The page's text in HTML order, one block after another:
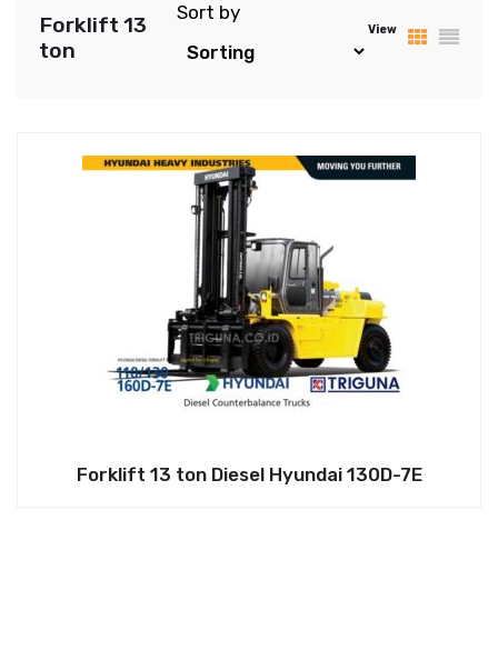
Forklift 13
ton
Sort by
View
Forklift 13 ton Diesel Hyundai 130D-7E